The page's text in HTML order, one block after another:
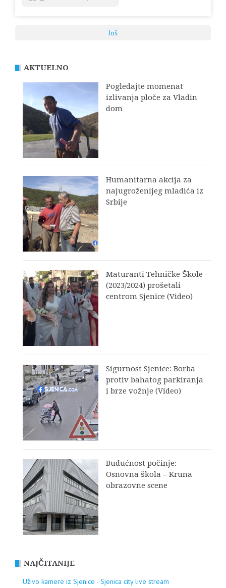
Još
AKTUELNO
Pogledajte momenat
izlivanja ploče za Vladin
dom
Humanitarna akcija za
najugroženijeg mladića iz
Srbije
Maturanti Tehničke Škole
(2023/2024) prošetali
centrom Sjenice (Video)
Sigurnost Sjenice: Borba
protiv bahatog parkiranja
i brze vožnje (Video)
Budućnost počinje:
Osnovna škola – Kruna
obrazovne scene
NAJČITANIJE
Uživo kamere iz Sjenice - Sjenica city live stream